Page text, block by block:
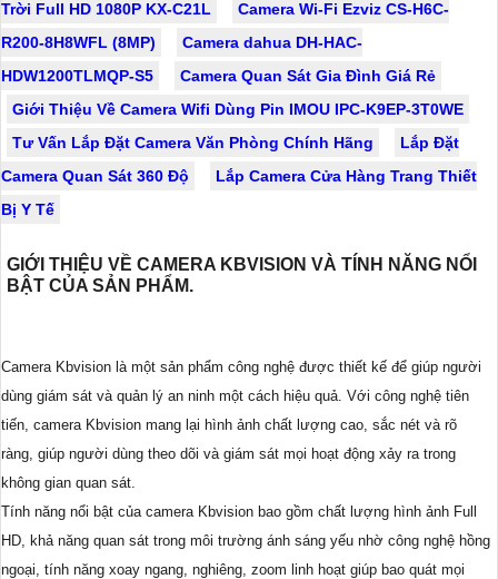
Trời Full HD 1080P KX-C21L
Camera Wi-Fi Ezviz CS-H6C-
R200-8H8WFL (8MP)
Camera dahua DH-HAC-
HDW1200TLMQP-S5
Camera Quan Sát Gia Đình Giá Rẻ
Giới Thiệu Về Camera Wifi Dùng Pin IMOU IPC-K9EP-3T0WE
Tư Vấn Lắp Đặt Camera Văn Phòng Chính Hãng
Lắp Đặt
Camera Quan Sát 360 Độ
Lắp Camera Cửa Hàng Trang Thiết
Bị Y Tế
GIỚI THIỆU VỀ CAMERA KBVISION VÀ TÍNH NĂNG NỔI
BẬT CỦA SẢN PHẨM.
Camera Kbvision là một sản phẩm công nghệ được thiết kế để giúp người
dùng giám sát và quản lý an ninh một cách hiệu quả. Với công nghệ tiên
tiến, camera Kbvision mang lại hình ảnh chất lượng cao, sắc nét và rõ
ràng, giúp người dùng theo dõi và giám sát mọi hoạt động xảy ra trong
không gian quan sát.
Tính năng nổi bật của camera Kbvision bao gồm chất lượng hình ảnh Full
HD, khả năng quan sát trong môi trường ánh sáng yếu nhờ công nghệ hồng
ngoại, tính năng xoay ngang, nghiêng, zoom linh hoạt giúp bao quát mọi